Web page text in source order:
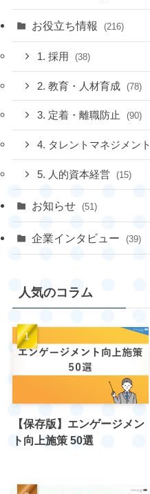
お役立ち情報 (216)
1. 採用 (38)
2. 教育・人材育成 (78)
3. 定着・離職防止 (90)
4. タレントマネジメント
5. 人的資本経営 (15)
お知らせ (51)
企業インタビュー (39)
人気のコラム
【保存版】エンゲージメン
ト向上施策 50選